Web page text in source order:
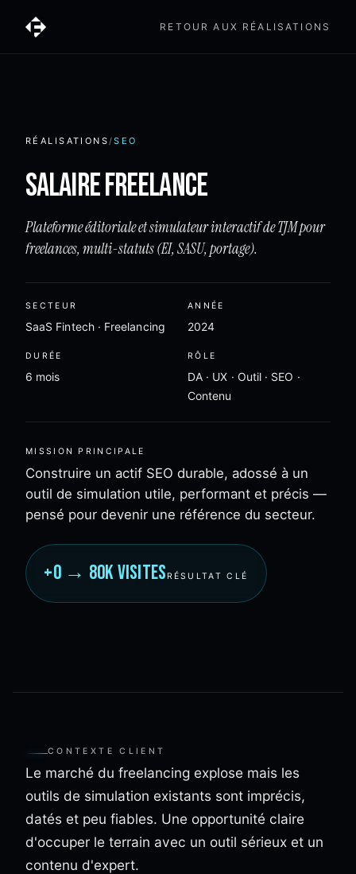
RETOUR AUX RÉALISATIONS
RÉALISATIONS/SEO
Salaire Freelance
Plateforme éditoriale et simulateur interactif de TJM pour
freelances, multi-statuts (EI, SASU, portage).
SECTEUR
SaaS Fintech · Freelancing
ANNÉE
2024
DURÉE
6 mois
RÔLE
DA · UX · Outil · SEO ·
Contenu
MISSION PRINCIPALE
Construire un actif SEO durable, adossé à un
outil de simulation utile, performant et précis —
pensé pour devenir une référence du secteur.
+0 → 80k visites RÉSULTAT CLÉ
CONTEXTE CLIENT
Le marché du freelancing explose mais les
outils de simulation existants sont imprécis,
datés et peu fiables. Une opportunité claire
d'occuper le terrain avec un outil sérieux et un
contenu d'expert.